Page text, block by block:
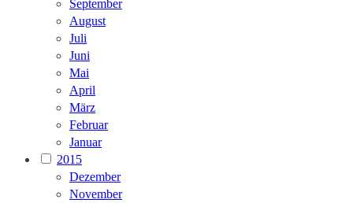
September
August
Juli
Juni
Mai
April
März
Februar
Januar
2015
Dezember
November